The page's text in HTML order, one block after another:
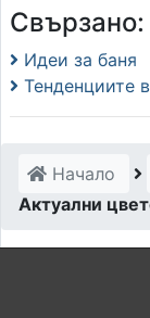
Свързано:
Идеи за баня
Тенденциите
Начало
Актуални